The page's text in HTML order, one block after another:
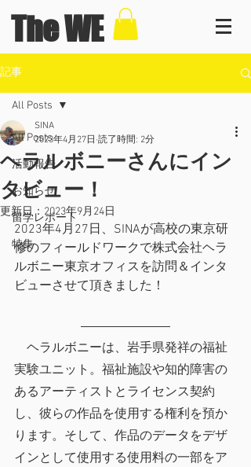
The WE
記事
All Posts
活動報告
お知らせ
留学レポート
特集
All Posts
ヘラルボニーさんにイン
タビュー！
SINA
2023年4月27日 読了時間: 2分
更新日： 2023年9月24日
2023年4月27日、SINAが高校の東京研
修のフィールドワークで株式会社ヘラ
ルボニー東京オフィスを訪問＆インタ
ビューさせて頂きました！
ヘラルボニーは、岩手県発祥の福祉
実験ユニット。福祉施設や知的障害の
あるアーティストとライセンス契約
し、彼らの作品を使用する権利を預か
ります。そして、作品のデータをデザ
インとして使用する使用料の一部をア